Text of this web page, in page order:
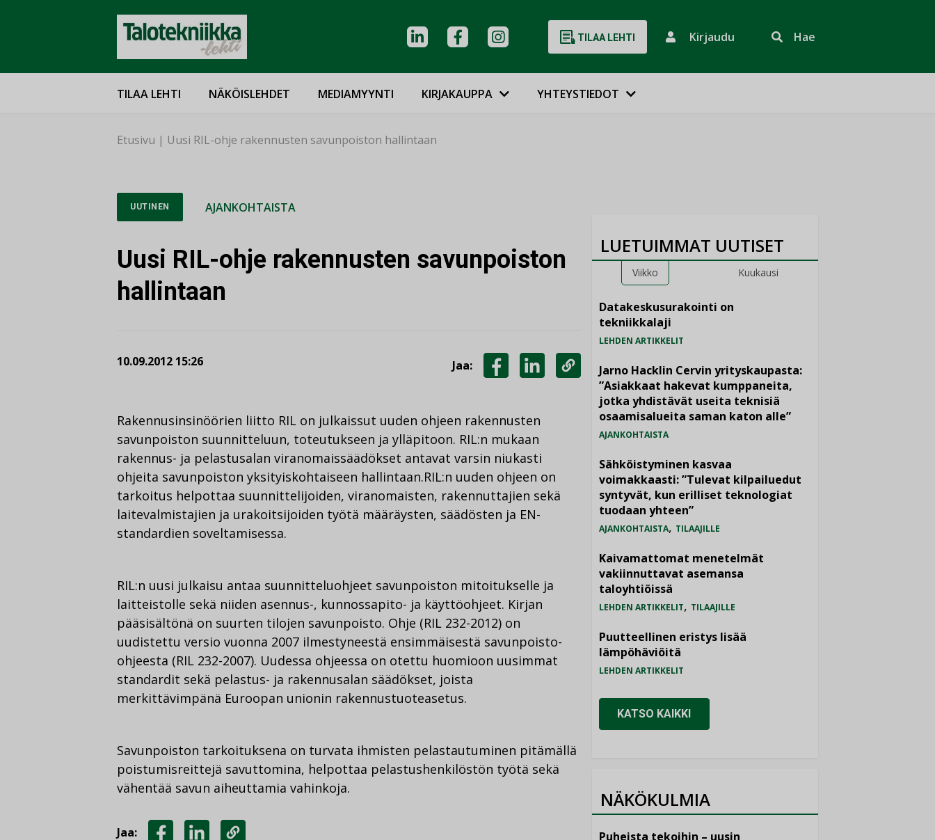
TILAA LEHTI Kirjaudu Hae
TILAA LEHTI NÄKÖISLEHDET MEDIAMYYNTI KIRJAKAUPPA YHTEYSTIEDOT
Etusivu | Uusi RIL-ohje rakennusten savunpoiston hallintaan
UUTINEN AJANKOHTAISTA
Uusi RIL-ohje rakennusten savunpoiston
hallintaan
10.09.2012 15:26 Jaa:
LINKEDINISSÄ
KOPIOI
LINKKI
Rakennusinsinöörien liitto RIL on julkaissut uuden ohjeen rakennusten
savunpoiston suunnitteluun, toteutukseen ja ylläpitoon. RIL:n mukaan
rakennus- ja pelastusalan viranomaissäädökset antavat varsin niukasti
ohjeita savunpoiston yksityiskohtaiseen hallintaan.RIL:n uuden ohjeen on
tarkoitus helpottaa suunnittelijoiden, viranomaisten, rakennuttajien sekä
laitevalmistajien ja urakoitsijoiden työtä määräysten, säädösten ja EN-
standardien soveltamisessa.
RIL:n uusi julkaisu antaa suunnitteluohjeet savunpoiston mitoitukselle ja
laitteistolle sekä niiden asennus-, kunnossapito- ja käyttöohjeet. Kirjan
pääsisältönä on suurten tilojen savunpoisto. Ohje (RIL 232-2012) on
uudistettu versio vuonna 2007 ilmestyneestä ensimmäisestä savunpoisto-
ohjeesta (RIL 232-2007). Uudessa ohjeessa on otettu huomioon uusimmat
standardit sekä pelastus- ja rakennusalan säädökset, joista
merkittävimpänä Euroopan unionin rakennustuoteasetus.
Savunpoiston tarkoituksena on turvata ihmisten pelastautuminen pitämällä
poistumisreittejä savuttomina, helpottaa pelastushenkilöstön työtä sekä
vähentää savun aiheuttamia vahinkoja.
Jaa:
LUETUIMMAT UUTISET
Viikko Kuukausi
Datakeskusurakointi on
tekniikkalaji
LEHDEN ARTIKKELIT
Jarno Hacklin Cervin yrityskaupasta:
”Asiakkaat hakevat kumppaneita,
jotka yhdistävät useita teknisiä
osaamisalueita saman katon alle”
AJANKOHTAISTA
Sähköistyminen kasvaa
voimakkaasti: ”Tulevat kilpailuedut
syntyvät, kun erilliset teknologiat
tuodaan yhteen”
AJANKOHTAISTA, TILAAJILLE
Kaivamattomat menetelmät
vakiinnuttavat asemansa
taloyhtiöissä
LEHDEN ARTIKKELIT, TILAAJILLE
Puutteellinen eristys lisää
lämpöhäviöitä
LEHDEN ARTIKKELIT
KATSO KAIKKI
NÄKÖKULMIA
Puheista tekoihin – uusin